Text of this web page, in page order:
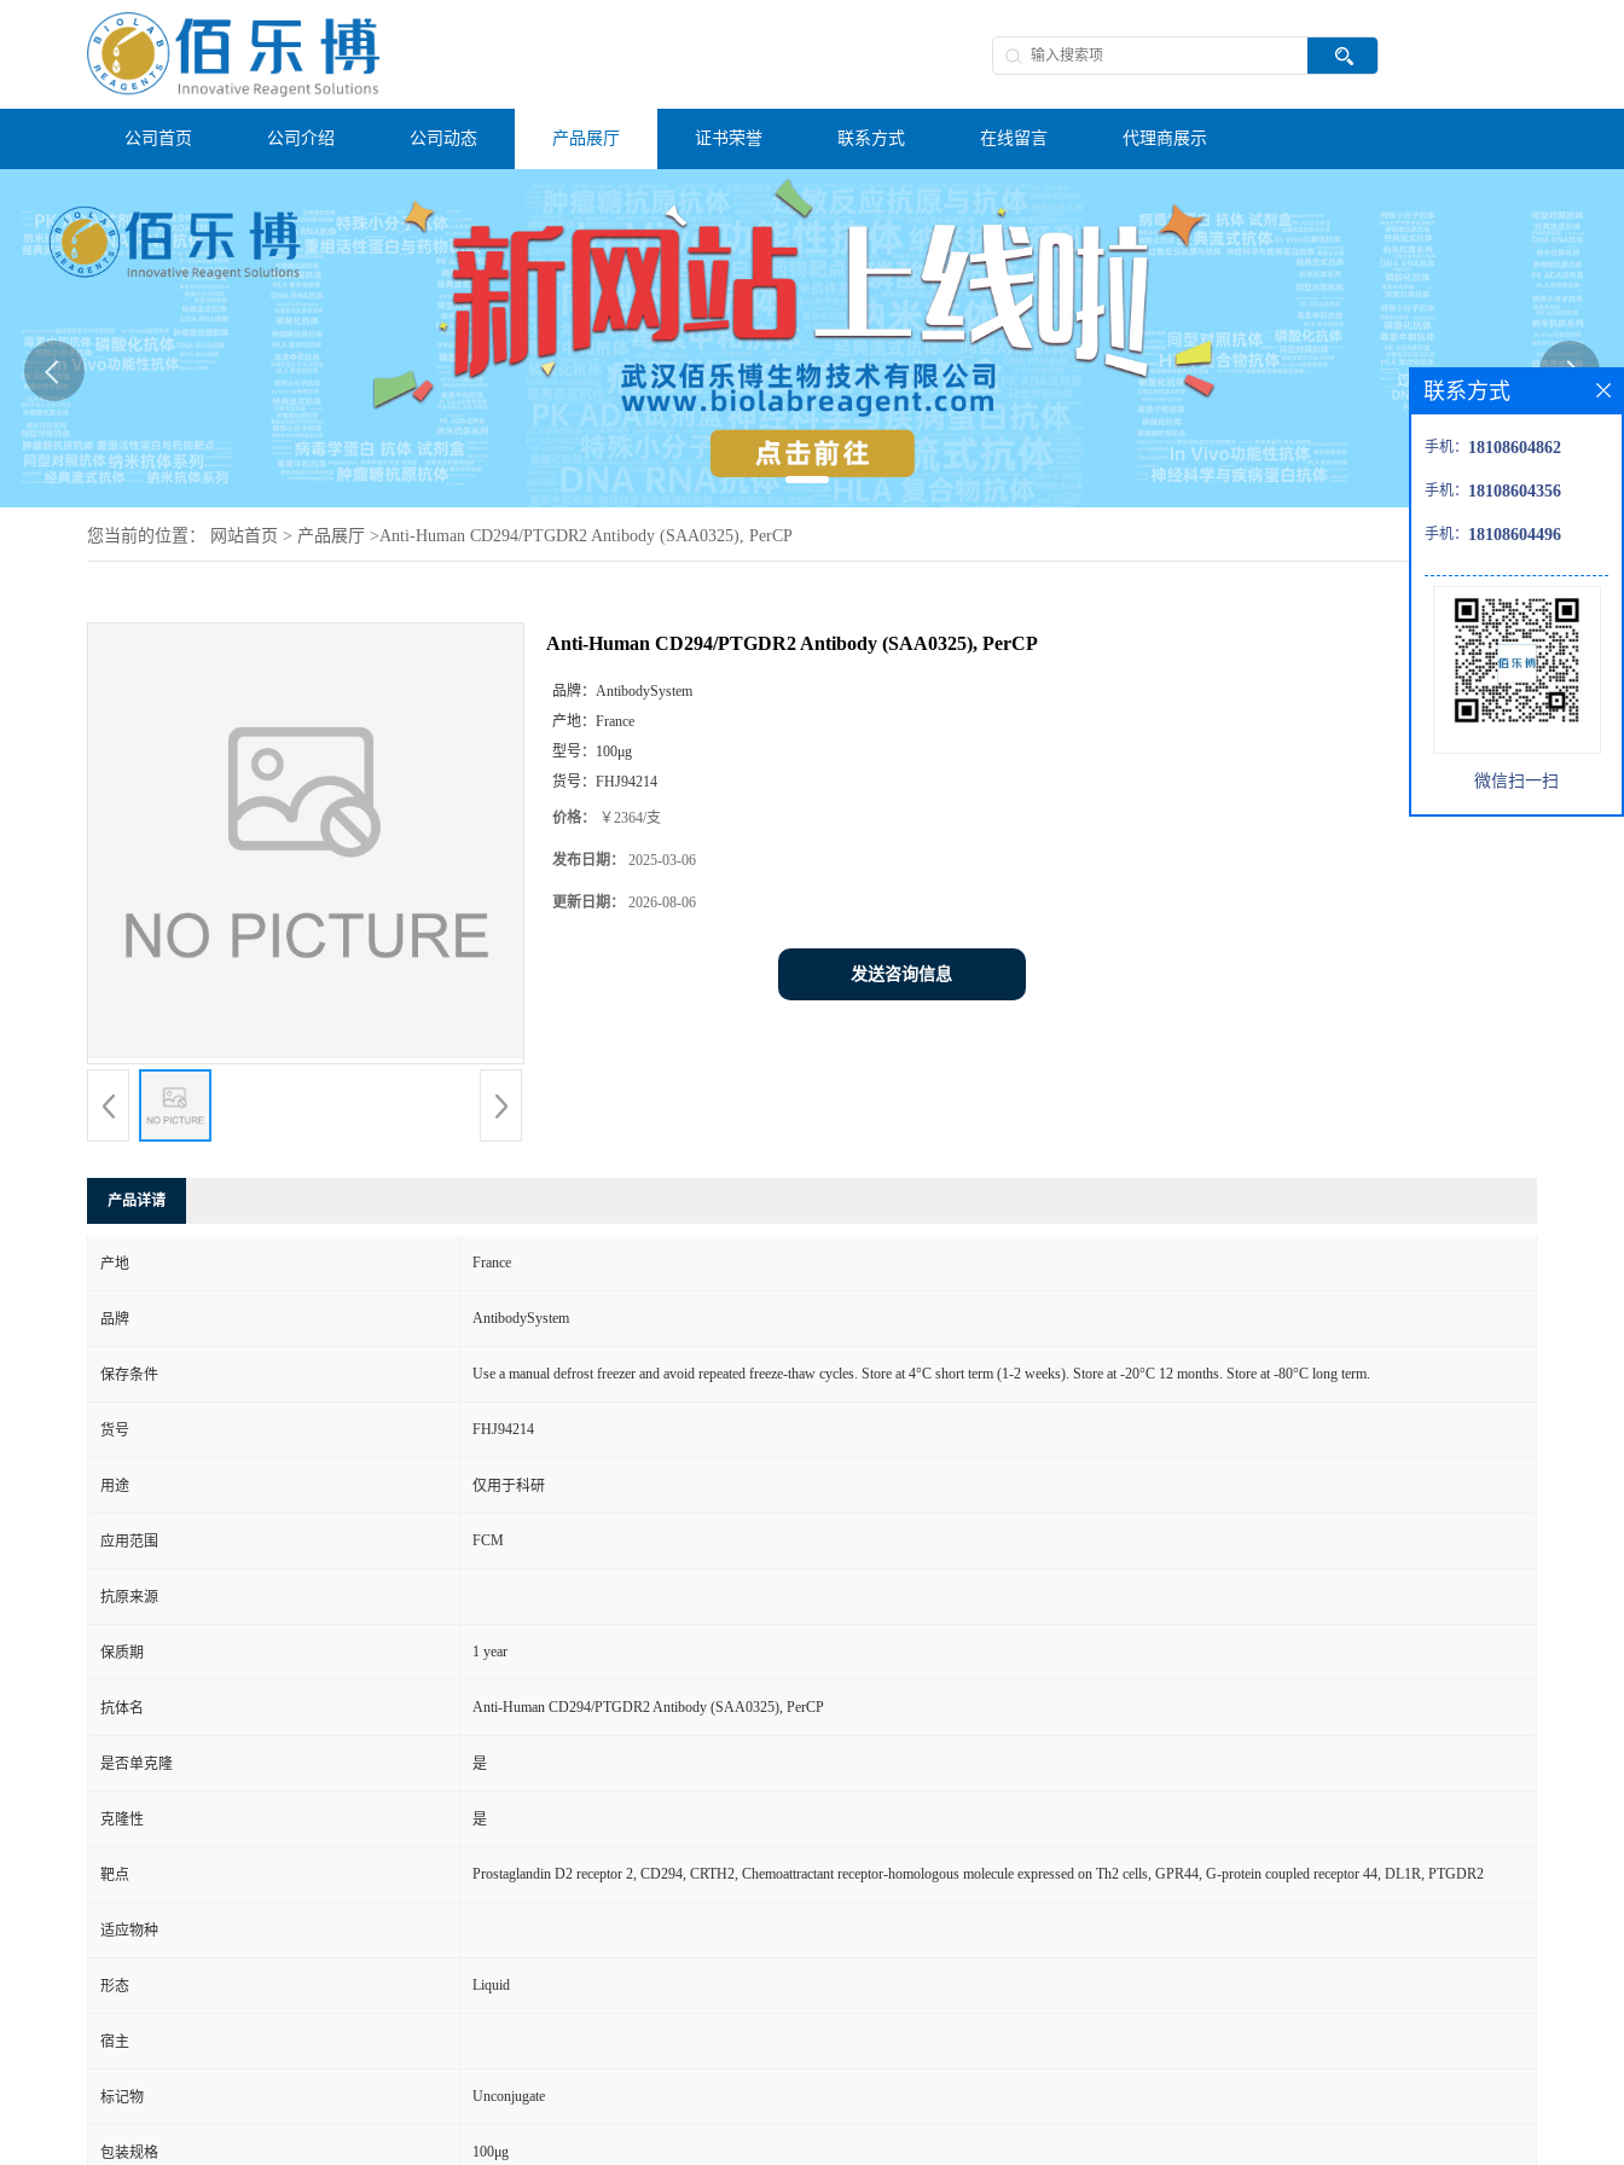
公司首页 公司介绍 公司动态 产品展厅 证书荣誉 联系方式 在线留言 代理商展示
您当前的位置： 网站首页 > 产品展厅 >Anti-Human CD294/PTGDR2 Antibody (SAA0325), PerCP
Anti-Human CD294/PTGDR2 Antibody (SAA0325), PerCP
品牌： AntibodySystem
产地： France
型号： 100μg
货号： FHJ94214
价格： ￥2364/支
发布日期： 2025-03-06
更新日期： 2026-08-06
发送咨询信息
产品详请
产地 France
品牌 AntibodySystem
保存条件 Use a manual defrost freezer and avoid repeated freeze-thaw cycles. Store at 4°C short term (1-2 weeks). Store at -20°C 12 months. Store at -80°C long term.
货号 FHJ94214
用途 仅用于科研
应用范围 FCM
抗原来源
保质期 1 year
抗体名 Anti-Human CD294/PTGDR2 Antibody (SAA0325), PerCP
是否单克隆 是
克隆性 是
靶点 Prostaglandin D2 receptor 2, CD294, CRTH2, Chemoattractant receptor-homologous molecule expressed on Th2 cells, GPR44, G-protein coupled receptor 44, DL1R, PTGDR2
适应物种
形态 Liquid
宿主
标记物 Unconjugate
包装规格 100μg
联系方式
手机： 18108604862
手机： 18108604356
手机： 18108604496
微信扫一扫